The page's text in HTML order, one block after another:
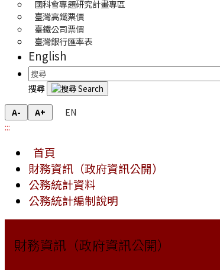
國科會專題研究計畫專區
臺灣高鐵票價
臺鐵公司票價
臺灣銀行匯率表
English
搜尋
A- A+
EN
:::
首頁
財務資訊（政府資訊公開）
公務統計資料
公務統計編制說明
財務資訊（政府資訊公開）